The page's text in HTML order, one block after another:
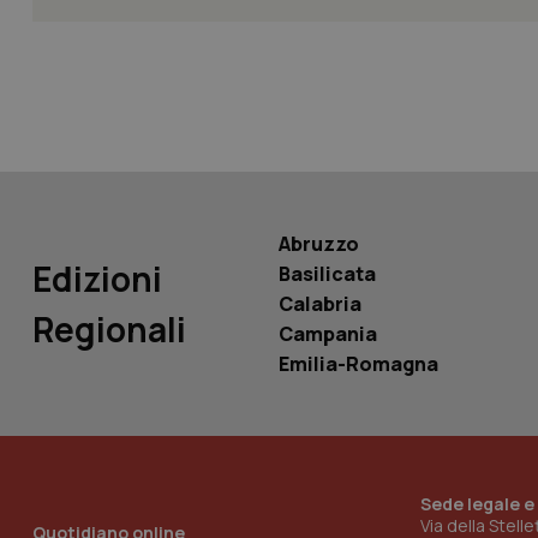
Edizioni
Regionali
Abruzzo
Basilicata
Calabria
Campania
Emilia-Romagna
Quotidiano online
Sede legale
Via della
_ga_KM60CM4NPH